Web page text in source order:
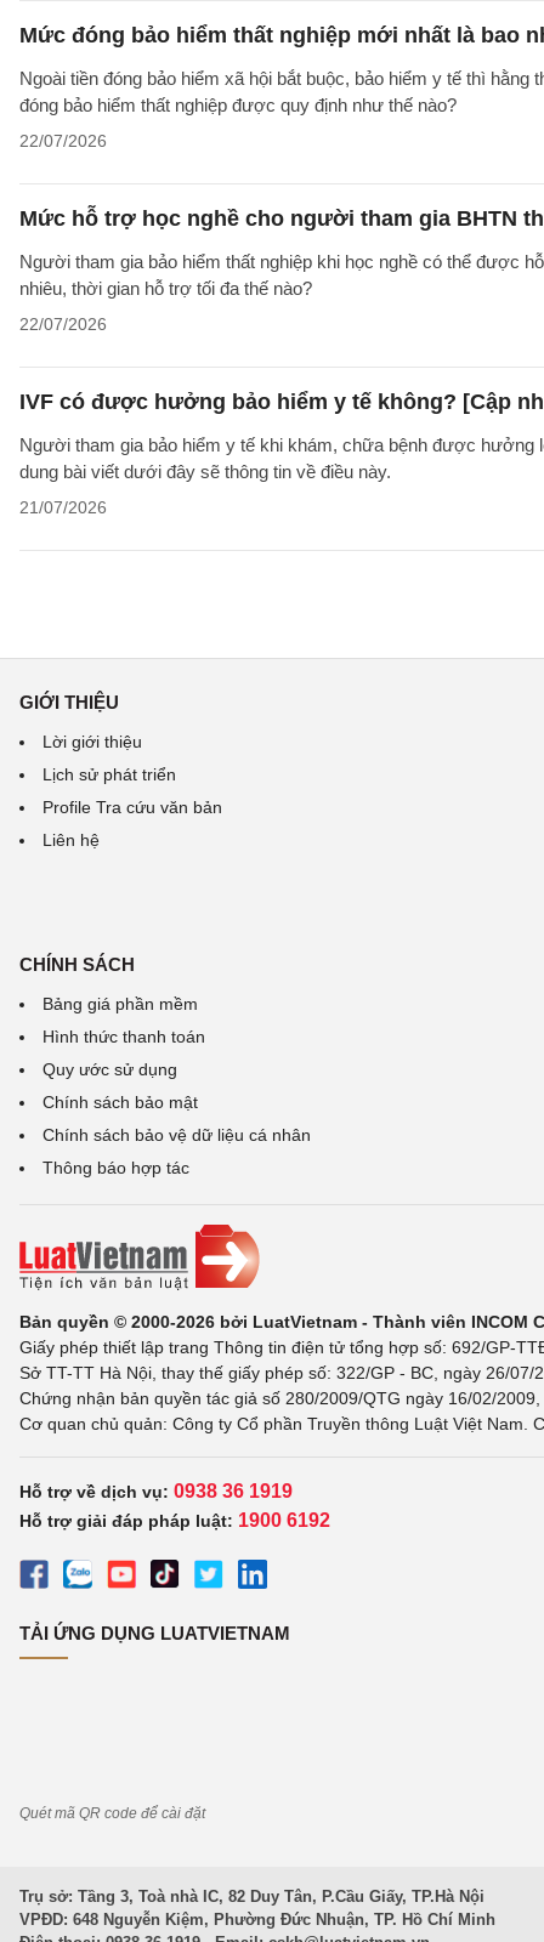
Mức đóng bảo hiểm thất nghiệp mới nhất là bao
Ngoài tiền đóng bảo hiểm xã hội bắt buộc, bảo hiểm y tế thì
đóng bảo hiểm thất nghiệp được quy định như thế nào?
22/07/2026
Mức hỗ trợ học nghề cho người tham gia BHTN
Người tham gia bảo hiểm thất nghiệp khi học nghề có thể được
nhiêu, thời gian hỗ trợ tối đa thế nào?
22/07/2026
IVF có được hưởng bảo hiểm y tế không? [Cập
Người tham gia bảo hiểm y tế khi khám, chữa bệnh được
dung bài viết dưới đây sẽ thông tin về điều này.
21/07/2026
GIỚI THIỆU
Lời giới thiệu
Lịch sử phát triển
Profile Tra cứu văn bản
Liên hệ
CHÍNH SÁCH
Bảng giá phần mềm
Hình thức thanh toán
Quy ước sử dụng
Chính sách bảo mật
Chính sách bảo vệ dữ liệu cá nhân
Thông báo hợp tác
Bản quyền © 2000-2026 bởi LuatVietnam - Thành viên INCOM
Giấy phép thiết lập trang Thông tin điện tử tổng hợp số: 692/GP-
Sở TT-TT Hà Nội, thay thế giấy phép số: 322/GP - BC, ngày 26/
Chứng nhận bản quyền tác giả số 280/2009/QTG ngày 16/02/
Cơ quan chủ quản: Công ty Cổ phần Truyền thông Luật Việt Nam.
Hỗ trợ về dịch vụ: 0938 36 1919
Hỗ trợ giải đáp pháp luật: 1900 6192
TẢI ỨNG DỤNG LUATVIETNAM
Quét mã QR code để cài đặt
Trụ sở: Tầng 3, Toà nhà IC, 82 Duy Tân, P.Cầu Giấy, TP.Hà Nội
VPĐD: 648 Nguyễn Kiệm, Phường Đức Nhuận, TP. Hồ Chí Minh